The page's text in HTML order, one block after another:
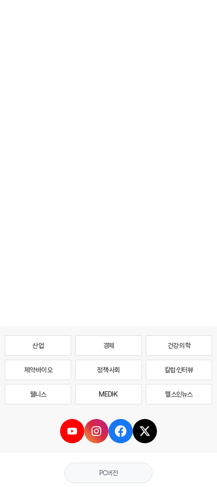
산업 경제 건강·의학
제약·바이오 정책·사회 칼럼·인터뷰
웰니스 MEDI·K 헬스인뉴스
PC버전